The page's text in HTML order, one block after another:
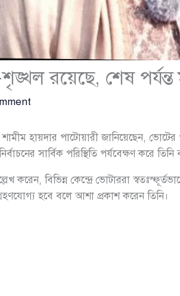
রয়েছে, শেষ
শামীম হায়দার পাটোয়ারী জানিয়েছেন,
সার্বিক পরিস্থিতি পর্যবেক্ষণ করে
করেন, বিভিন্ন কেন্দ্রে ভোটাররা
গ্রহণযোগ্য হবে বলে আশা প্রকাশ করেন তিনি।